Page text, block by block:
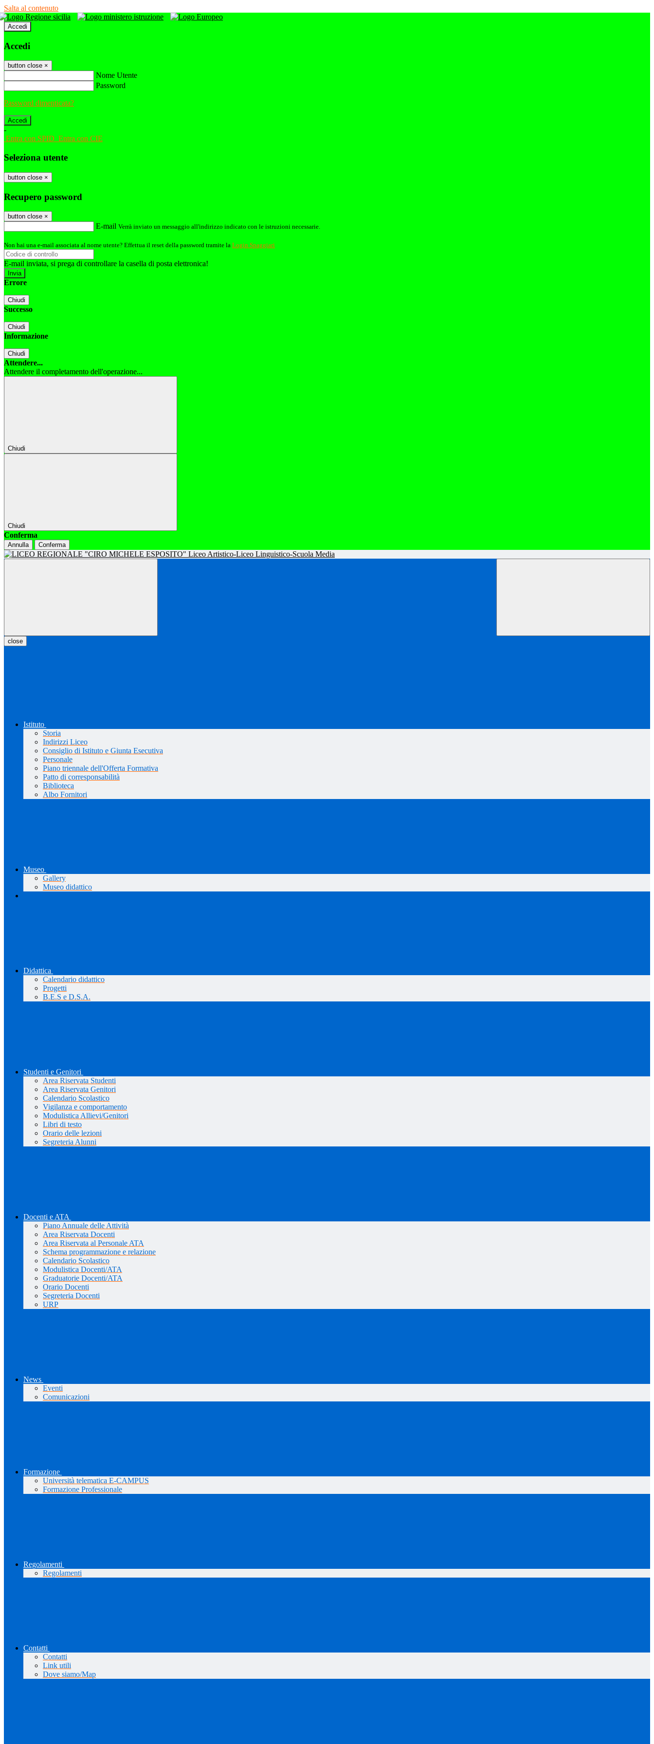
Salta al contenuto
Accedi
Accedi
button close ×
Nome Utente
Password
Password dimenticata?
-
Entra con SPID Entra con CIE
Seleziona utente
button close ×
Recupero password
button close ×
E-mail Verrà inviato un messaggio all'indirizzo indicato con le istruzioni necessarie.
Non hai una e-mail associata al nome utente? Effettua il reset della password tramite la Login Spaggiari
E-mail inviata, si prega di controllare la casella di posta elettronica!
Errore
Chiudi
Successo
Chiudi
Informazione
Chiudi
Attendere...
Attendere il completamento dell'operazione...
Chiudi
Chiudi
Conferma
Annulla Conferma
close
Istituto
Storia
Indirizzi Liceo
Consiglio di Istituto e Giunta Esecutiva
Personale
Piano triennale dell'Offerta Formativa
Patto di corresponsabilità
Biblioteca
Albo Fornitori
Museo
Gallery
Museo didattico
Didattica
Calendario didattico
Progetti
B.E.S e D.S.A.
Studenti e Genitori
Area Riservata Studenti
Area Riservata Genitori
Calendario Scolastico
Vigilanza e comportamento
Modulistica Allievi/Genitori
Libri di testo
Orario delle lezioni
Segreteria Alunni
Docenti e ATA
Piano Annuale delle Attività
Area Riservata Docenti
Area Riservata al Personale ATA
Schema programmazione e relazione
Calendario Scolastico
Modulistica Docenti/ATA
Graduatorie Docenti/ATA
Orario Docenti
Segreteria Docenti
URP
News
Eventi
Comunicazioni
Formazione
Università telematica E-CAMPUS
Formazione Professionale
Regolamenti
Regolamenti
Contatti
Contatti
Link utili
Dove siamo/Map